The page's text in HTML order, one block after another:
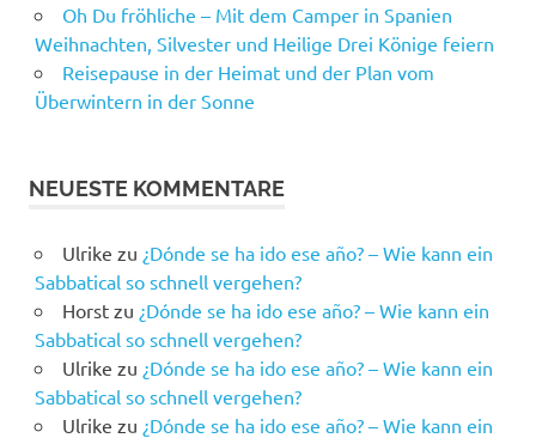
Oh Du fröhliche – Mit dem Camper in Spanien
Weihnachten, Silvester und Heilige Drei Könige feiern
Reisepause in der Heimat und der Plan vom
Überwintern in der Sonne
NEUESTE KOMMENTARE
Ulrike zu ¿Dónde se ha ido ese año? – Wie kann ein
Sabbatical so schnell vergehen?
Horstzu ¿Dónde se ha ido ese año? – Wie kann ein
Sabbatical so schnell vergehen?
Ulrike zu ¿Dónde se ha ido ese año? – Wie kann ein
Sabbatical so schnell vergehen?
Ulrike zu ¿Dónde se ha ido ese año? – Wie kann ein